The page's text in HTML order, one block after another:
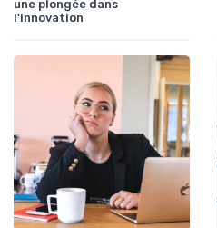
une plongée dans
l'innovation